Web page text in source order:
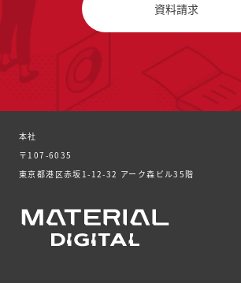
資料請求
本社
〒107-6035
東京都港区赤坂1-12-32 アーク森ビル35階